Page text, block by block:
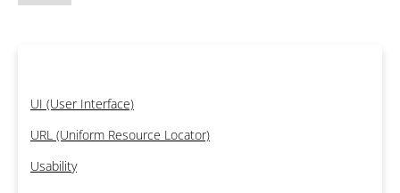
UI (User Interface)
URL (Uniform Resource Locator)
Usability